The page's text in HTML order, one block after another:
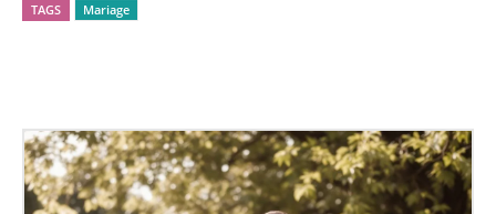
TAGS Mariage